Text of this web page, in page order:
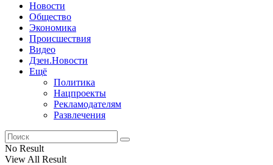
Новости
Общество
Экономика
Происшествия
Видео
Дзен.Новости
Ещё
Политика
Нацпроекты
Рекламодателям
Развлечения
No Result
View All Result